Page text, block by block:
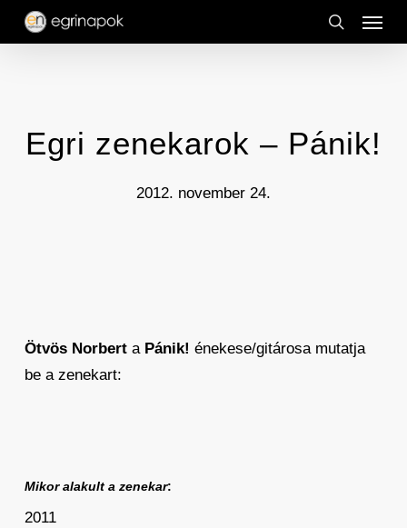
Skip
search
Menu
Egri zenekarok – Pánik!
2012. november 24.
Ötvös Norberta Pánik! énekese/gitárosa mutatja
be a zenekart:
Mikor alakult a zenekar:
2011